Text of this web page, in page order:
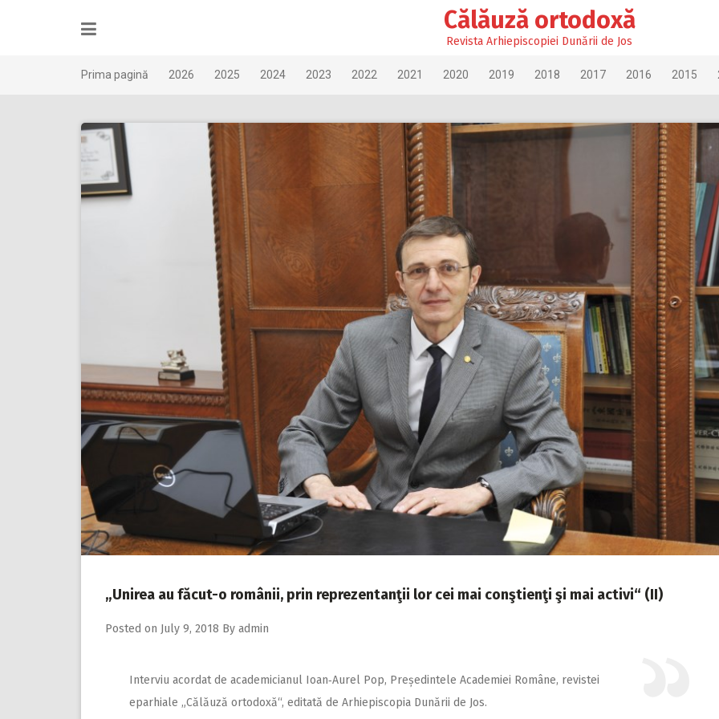
Călăuză ortodoxă
Revista Arhiepiscopiei Dunării de Jos
Prima pagină 2026 2025 2024 2023 2022 2021 2020 2019 2018 2017 2016 2015
„Unirea au făcut-o românii, prin reprezentanţii lor cei mai conştienţi şi mai activi“ (II)
Posted on July 9, 2018 By admin
Interviu acordat de academicianul Ioan‑Aurel Pop, Președintele Academiei Române, revistei
eparhiale „Călăuză ortodoxă“, editată de Arhiepiscopia Dunării de Jos.